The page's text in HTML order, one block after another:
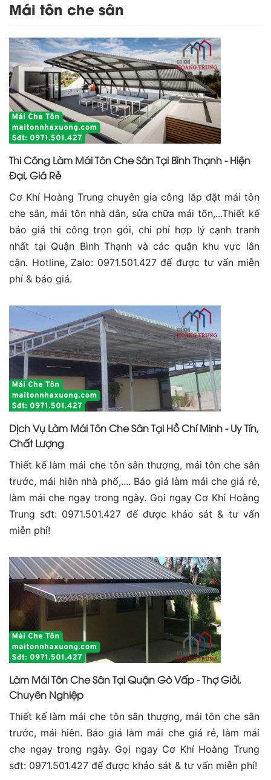
Mái tôn che sân
Thi Công Làm Mái Tôn Che Sân Tại Bình Thạnh - Hiện
Đại, Giá Rẻ
Cơ Khí Hoàng Trung chuyên gia công lắp đặt mái tôn
che sân, mái tôn nhà dân, sửa chữa mái tôn,...Thiết kế
báo giá thi công trọn gói, chi phí hợp lý cạnh tranh
nhất tại Quận Bình Thạnh và các quận khu vực lân
cận. Hotline, Zalo: 0971.501.427 để được tư vấn miễn
phí & báo giá.
Dịch Vụ Làm Mái Tôn Che Sân Tại Hồ Chí Minh - Uy Tín,
Chất Lượng
Thiết kế làm mái che tôn sân thượng, mái tôn che sân
trước, mái hiên nhà phố,.... Báo giá làm mái che giá rẻ,
làm mái che ngay trong ngày. Gọi ngay Cơ Khí Hoàng
Trung sđt: 0971.501.427 để được khảo sát & tư vấn
miễn phí!
Làm Mái Tôn Che Sân Tại Quận Gò Vấp - Thợ Giỏi,
Chuyên Nghiệp
Thiết kế làm mái che tôn sân thượng, mái tôn che sân
trước, mái hiên. Báo giá làm mái che giá rẻ, làm mái
che ngay trong ngày. Gọi ngay Cơ Khí Hoàng Trung
sđt: 0971.501.427 để được khảo sát & tư vấn miễn phí!